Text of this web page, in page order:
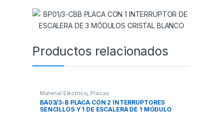
Productos relacionados
Material Eléctrico, Placas
BA03/3-B PLACA CON 2 INTERRUPTORES
SENCILLOS Y 1 DE ESCALERA DE 1 MÓDULO